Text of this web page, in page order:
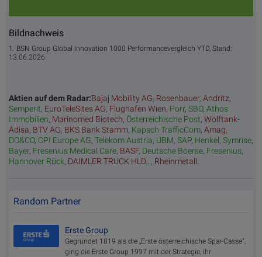
Bildnachweis
1. BSN Group Global Innovation 1000 Performancevergleich YTD, Stand:
13.06.2026
Aktien auf dem Radar:Bajaj Mobility AG, Rosenbauer, Andritz,
Semperit, EuroTeleSites AG, Flughafen Wien, Porr, SBO, Athos
Immobilien, Marinomed Biotech, Österreichische Post, Wolftank-
Adisa, BTV AG, BKS Bank Stamm, Kapsch TrafficCom, Amag,
DO&CO, CPI Europe AG, Telekom Austria, UBM, SAP, Henkel, Symrise,
Bayer, Fresenius Medical Care, BASF, Deutsche Boerse, Fresenius,
Hannover Rück, DAIMLER TRUCK HLD... , Rheinmetall
Random Partner
Erste Group
Gegründet 1819 als die „Erste österreichische Spar-Casse“,
ging die Erste Group 1997 mit der Strategie, ihr